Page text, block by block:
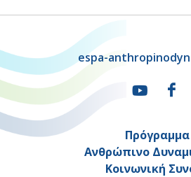
espa-
Πρόγραμμα
Ανθρώπινο
Κοινωνική